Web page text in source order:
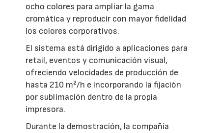
ocho colores para ampliar la gama
cromática y reproducir con mayor fidelidad
los colores corporativos.
El sistema está dirigido a aplicaciones para
retail, eventos y comunicación visual,
ofreciendo velocidades de producción de
hasta 210 m²/h e incorporando la fijación
por sublimación dentro de la propia
impresora.
Durante la demostración, la compañía